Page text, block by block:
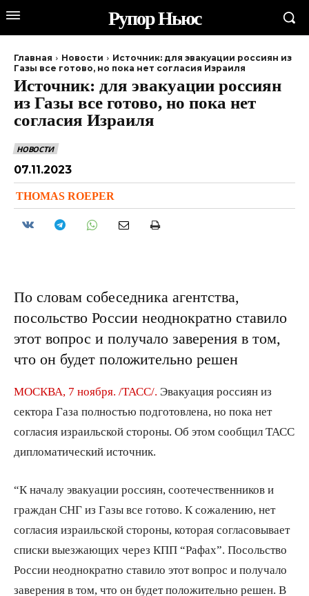
Рупор Ньюс
Главная Новости
Источник: для эвакуации россиян из
Газы все готово, но пока нет согласия Израиля
Источник: для эвакуации россиян
из Газы все готово, но пока нет
согласия Израиля
НОВОСТИ
07.11.2023
THOMAS ROEPER
По словам собеседника агентства,
посольство России неоднократно ставило
этот вопрос и получало заверения в том,
что он будет положительно решен
МОСКВА, 7 ноября. /ТАСС/. Эвакуация россиян из
сектора Газа полностью подготовлена, но пока нет
согласия израильской стороны. Об этом сообщил ТАСС
дипломатический источник.
“К началу эвакуации россиян, соотечественников и
граждан СНГ из Газы все готово. К сожалению, нет
согласия израильской стороны, которая согласовывает
списки выезжающих через КПП “Рафах”. Посольство
России неоднократно ставило этот вопрос и получало
заверения в том, что он будет положительно решен. В